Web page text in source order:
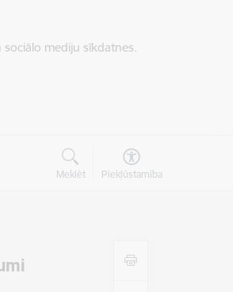
mediju sīkdatnes.
Meklēt Piekļūstamība